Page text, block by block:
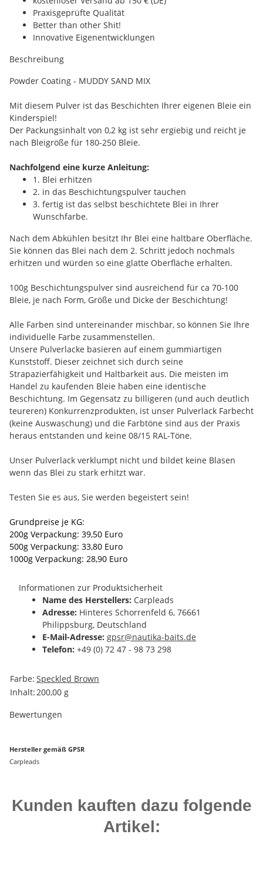
Praxisgeprüfte Qualität
Better than other Shit!
Innovative Eigenentwicklungen
Beschreibung
Powder Coating - MUDDY SAND MIX
Mit diesem Pulver ist das Beschichten Ihrer eigenen Bleie ein
Kinderspiel!
Der Packungsinhalt von 0,2 kg ist sehr ergiebig und reicht je
nach Bleigröße für 180-250 Bleie.
Nachfolgend eine kurze Anleitung:
1. Blei erhitzen
2. in das Beschichtungspulver tauchen
3. fertig ist das selbst beschichtete Blei in Ihrer
Wunschfarbe.
Nach dem Abkühlen besitzt Ihr Blei eine haltbare Oberfläche.
Sie können das Blei nach dem 2. Schritt jedoch nochmals
erhitzen und würden so eine glatte Oberfläche erhalten.
100g Beschichtungspulver sind ausreichend für ca 70-100
Bleie, je nach Form, Größe und Dicke der Beschichtung!
Alle Farben sind untereinander mischbar, so können Sie Ihre
individuelle Farbe zusammenstellen.
Unsere Pulverlacke basieren auf einem gummiartigen
Kunststoff. Dieser zeichnet sich durch seine
Strapazierfähigkeit und Haltbarkeit aus. Die meisten im
Handel zu kaufenden Bleie haben eine identische
Beschichtung. Im Gegensatz zu billigeren (und auch deutlich
teureren) Konkurrenzprodukten, ist unser Pulverlack Farbecht
(keine Auswaschung) und die Farbtöne sind aus der Praxis
heraus entstanden und keine 08/15 RAL-Töne.
Unser Pulverlack verklumpt nicht und bildet keine Blasen
wenn das Blei zu stark erhitzt war.
Testen Sie es aus, Sie werden begeistert sein!
Grundpreise je KG:
200g Verpackung: 39,50 Euro
500g Verpackung: 33,80 Euro
1000g Verpackung: 28,90 Euro
Informationen zur Produktsicherheit
Name des Herstellers: Carpleads
Adresse: Hinteres Schorrenfeld 6, 76661
Philippsburg, Deutschland
E-Mail-Adresse: gpsr@nautika-baits.de
Telefon: +49 (0) 72 47 - 98 73 298
Produkteigenschaft
Wert
Farbe: Speckled Brown
Inhalt:200,00 g
Bewertungen
Hersteller gemäß GPSR
Carpleads
Kunden kauften dazu folgende
Artikel: